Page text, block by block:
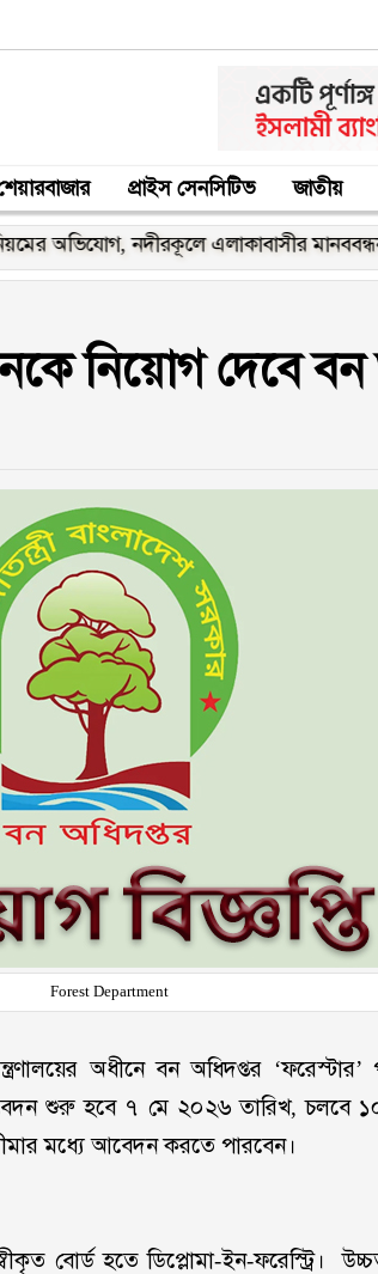
প্রাইস সেনসিটিভ জাতীয়
নদীরকূলে এলাকাবাসীর মানববন্ধন
নিয়োগ দেবে বন
Forest Department
অধীনে বন অধিদপ্তর
শুরু হবে ৭ মে ২০২৬ তারিখ, চলবে
মধ্যে আবেদন করতে পারবেন।
বোর্ড হতে ডিপ্লোমা-ইন-ফরেস্ট্রি।